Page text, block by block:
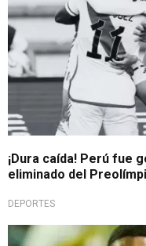
¡Dura caída! Perú fue
eliminado del
DEPORTES
¡Joven promesa!